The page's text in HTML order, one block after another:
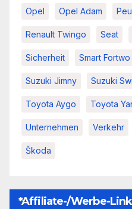
Opel Opel Adam
Renault Twingo Seat
Sicherheit Smart Fortwo
Suzuki Jimny Suzuki
Toyota Aygo Toyota
Unternehmen Verkehr
Škoda
*Affiliate-/Werbe-